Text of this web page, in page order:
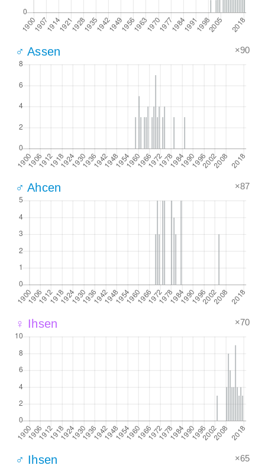
♂ Assen ×90
♂ Ahcen ×87
♀ Ihsen ×70
♂ Ihsen ×65